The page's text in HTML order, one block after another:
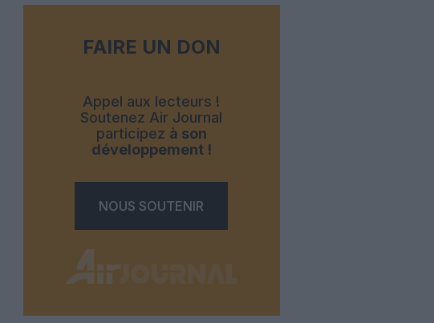
FAIRE UN DON
Appel aux lecteurs !
Soutenez Air Journal
participez à son
développement !
NOUS SOUTENIR